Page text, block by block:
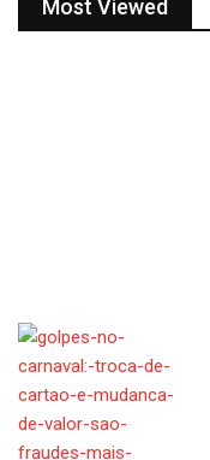
Most Viewed